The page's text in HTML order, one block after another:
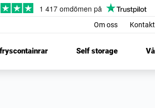
Om oss
Self storage